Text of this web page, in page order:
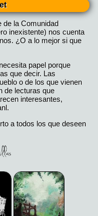
de la Comunidad
inexistente) nos cuenta
¿O a lo mejor si que
papel porque
que decir. Las
o de los que vienen
de lecturas que
interesantes,
a todos los que deseen